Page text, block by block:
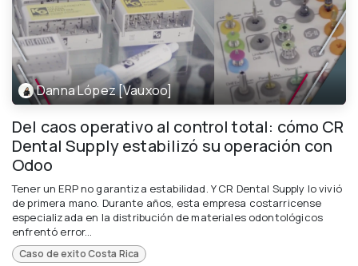
Danna López [Vauxoo]
Del caos operativo al control total: cómo CR
Dental Supply estabilizó su operación con
Odoo
Tener un ERP no garantiza estabilidad. Y CR Dental Supply lo vivió
de primera mano. Durante años, esta empresa costarricense
especializada en la distribución de materiales odontológicos
enfrentó error...
Caso de exito Costa Rica